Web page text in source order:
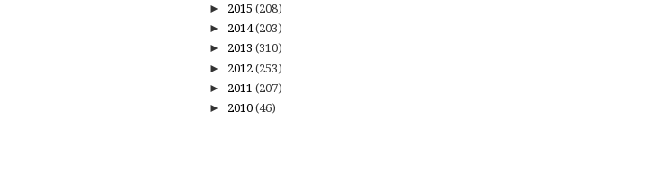
► 2015 (208)
► 2014(203)
► 2013 (310)
► 2012 (253)
► 2011 (207)
► 2010 (46)